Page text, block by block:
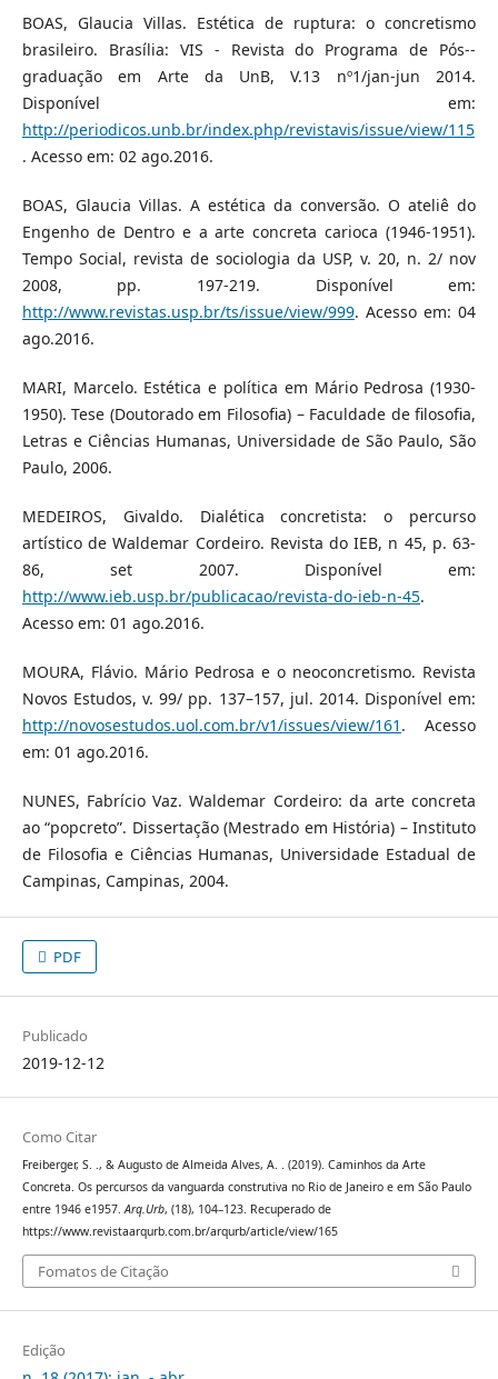
BOAS, Glaucia Villas. Estética de ruptura: o concretismo
brasileiro. Brasília: VIS - Revista do Programa de Pós--
graduação em Arte da UnB, V.13 nº1/jan-jun 2014.
Disponível em:
http://periodicos.unb.br/index.php/revistavis/issue/view/115
. Acesso em: 02 ago.2016.
BOAS, Glaucia Villas. A estética da conversão. O ateliê do
Engenho de Dentro e a arte concreta carioca (1946-1951).
Tempo Social, revista de sociologia da USP, v. 20, n. 2/ nov
2008, pp. 197-219. Disponível em:
http://www.revistas.usp.br/ts/issue/view/999. Acesso em: 04
ago.2016.
MARI, Marcelo. Estética e política em Mário Pedrosa (1930-
1950). Tese (Doutorado em Filosofia) – Faculdade de filosofia,
Letras e Ciências Humanas, Universidade de São Paulo, São
Paulo, 2006.
MEDEIROS, Givaldo. Dialética concretista: o percurso
artístico de Waldemar Cordeiro. Revista do IEB, n 45, p. 63-
86, set 2007. Disponível em:
http://www.ieb.usp.br/publicacao/revista-do-ieb-n-45.
Acesso em: 01 ago.2016.
MOURA, Flávio. Mário Pedrosa e o neoconcretismo. Revista
Novos Estudos, v. 99/ pp. 137–157, jul. 2014. Disponível em:
http://novosestudos.uol.com.br/v1/issues/view/161 . Acesso
em: 01 ago.2016.
NUNES, Fabrício Vaz. Waldemar Cordeiro: da arte concreta
ao “popcreto”. Dissertação (Mestrado em História) – Instituto
de Filosofia e Ciências Humanas, Universidade Estadual de
Campinas, Campinas, 2004.
PDF
Publicado
2019-12-12
Como Citar
Freiberger, S. ., & Augusto de Almeida Alves, A. . (2019). Caminhos da Arte
Concreta. Os percursos da vanguarda construtiva no Rio de Janeiro e em São Paulo
entre 1946 e1957.Arq.Urb, (18), 104–123. Recuperado de
https://www.revistaarqurb.com.br/arqurb/article/view/165
Fomatos de Citação
Edição